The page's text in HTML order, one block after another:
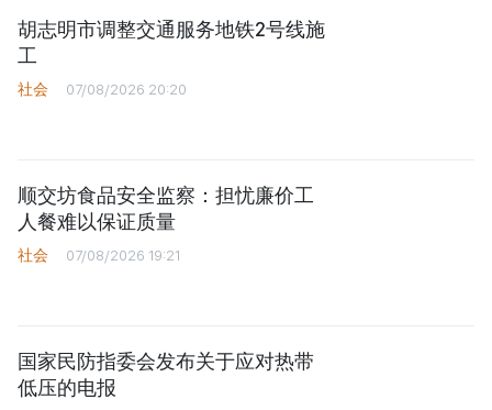
胡志明市调整交通服务地铁2号线施
工
社会 07/08/2026 20:20
顺交坊食品安全监察：担忧廉价工
人餐难以保证质量
社会 07/08/2026 19:21
国家民防指委会发布关于应对热带
低压的电报